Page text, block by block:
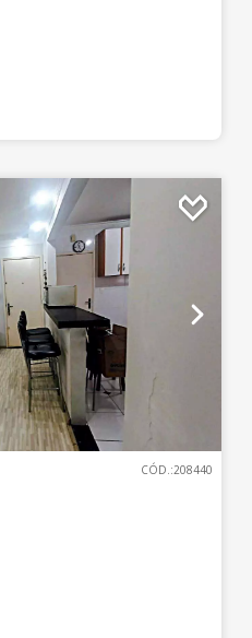
CÓD.:208440